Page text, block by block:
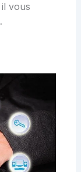
vous